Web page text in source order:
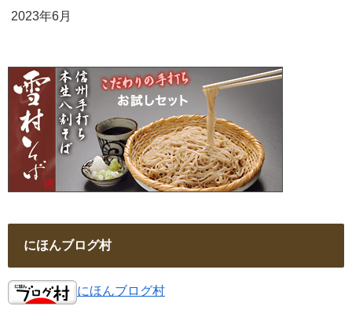
2023年6月
にほんブログ村
にほんブログ村